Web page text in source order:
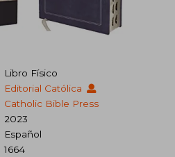
Libro Físico
Editorial Católica
Catholic Bible Press
2023
Español
1664